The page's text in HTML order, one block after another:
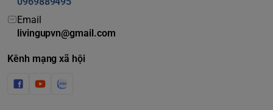
Email
livingupvn@gmail.com
Kênh mạng xã hội